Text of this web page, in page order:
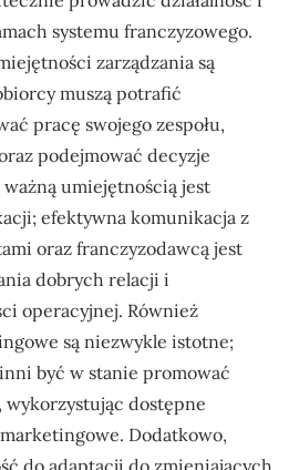
systemu franczyzowego.
zarządzania są
muszą potrafić
pracę swojego zespołu,
podejmować decyzje
umiejętnością jest
efektywna komunikacja z
oraz franczyzodawcą jest
dobrych relacji i
operacyjnej. Również
są niezwykle istotne;
być w stanie promować
wykorzystując dostępne
Dodatkowo,
do adaptacji do zmieniających